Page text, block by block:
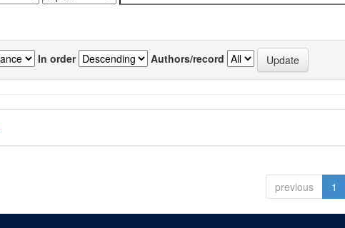
In order Authors/record
previous 1